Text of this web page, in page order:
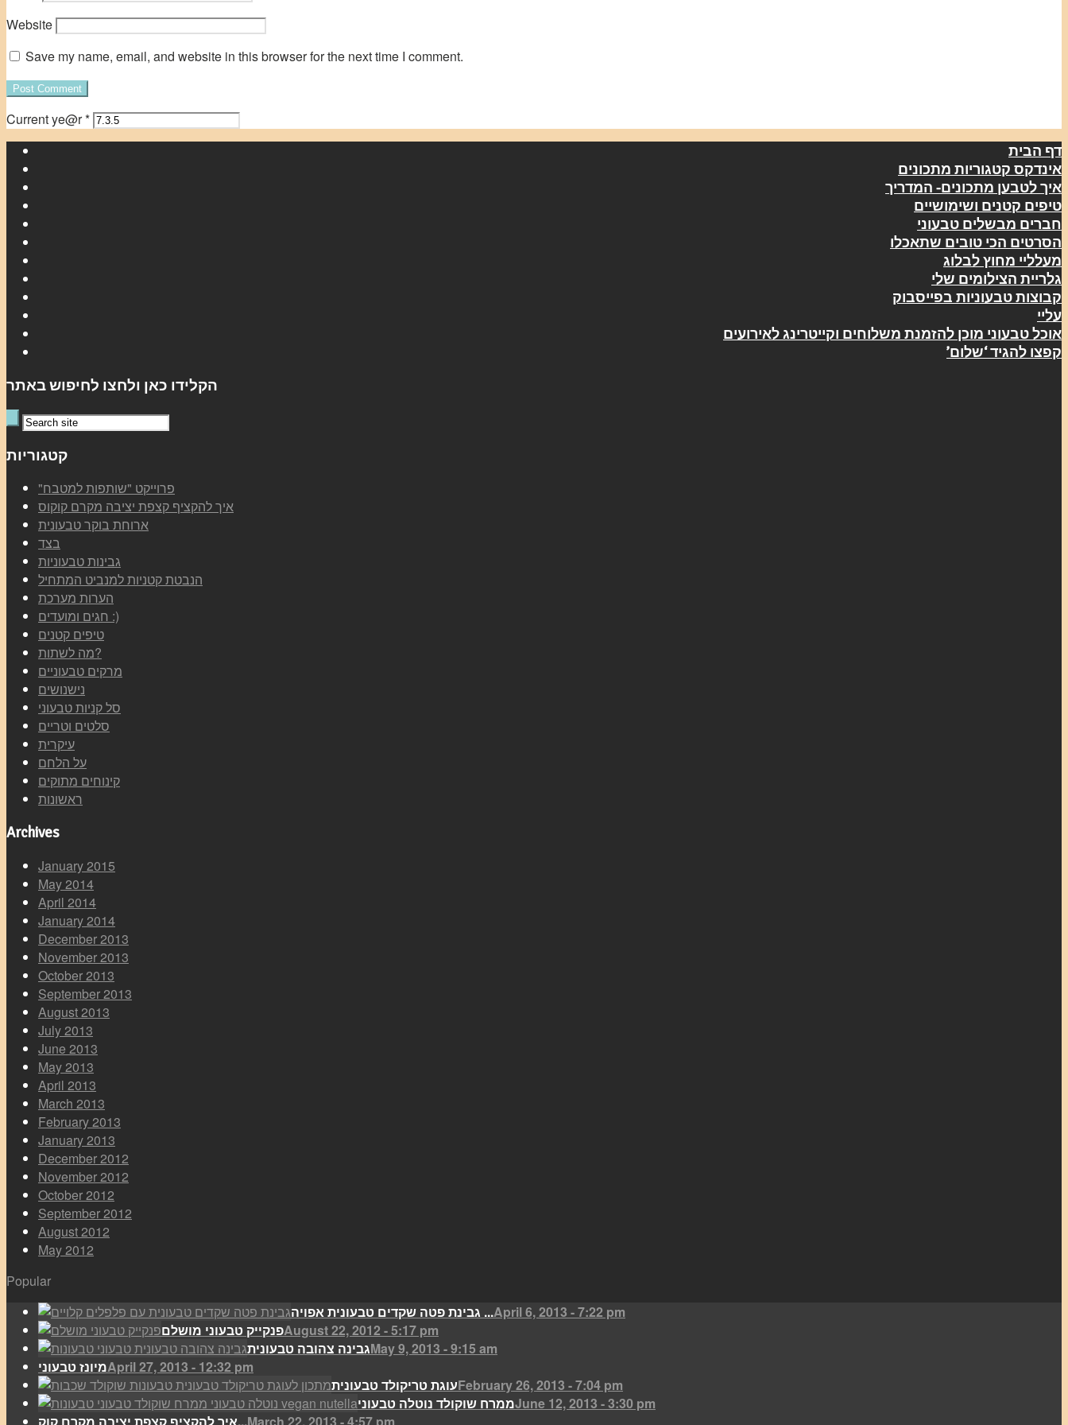
Website
Save my name, email, and website in this browser for the next time I comment.
Current ye@r*
דף הבית
אינדקס קטגוריות מתכונים
איך לטבען מתכונים- המדריך
טיפים קטנים ושימושיים
חברים מבשלים טבעוני
הסרטים הכי טובים שתאכלו
מעלליי מחוץ לבלוג
גלריית הצילומים שלי
קבוצות טבעוניות בפייסבוק
עליי
אוכל טבעוני מוכן להזמנת משלוחים וקייטרינג לאירועים
קפצו להגיד ‘שלום’
הקלידו כאן ולחצו לחיפוש באתר
קטגוריות
"פרוייקט "שותפות למטבח
איך להקציף קצפת יציבה מקרם קוקוס
ארוחת בוקר טבעונית
בצד
גבינות טבעוניות
הנבטת קטניות למנביט המתחיל
הערות מערכת
חגים ומועדים :)
טיפים קטנים
מה לשתות?
מרקים טבעוניים
נישנושים
סל קניות טבעוני
סלטים וטריים
עיקרית
על הלחם
קינוחים מתוקים
ראשונות
Archives
January 2015
May 2014
April 2014
January 2014
December 2013
November 2013
October 2013
September 2013
August 2013
July 2013
June 2013
May 2013
April 2013
March 2013
February 2013
January 2013
December 2012
November 2012
October 2012
September 2012
August 2012
May 2012
Popular
גבינת פטה שקדים טבעונית אפויה ...April 6, 2013 - 7:22 pm
פנקייק טבעוני מושלםAugust 22, 2012 - 5:17 pm
גבינה צהובה טבעוניתMay 9, 2013 - 9:15 am
מיונז טבעוניApril 27, 2013 - 12:32 pm
עוגת טריקולד טבעוניתFebruary 26, 2013 - 7:04 pm
ממרח שוקולד נוטלה טבעוניJune 12, 2013 - 3:30 pm
איך להקציף קצפת יציבה מקרם קוק...March 22, 2013 - 4:57 pm